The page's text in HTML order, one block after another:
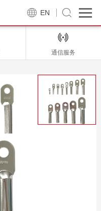
EN
通信服务